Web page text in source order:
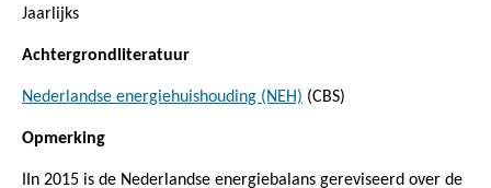
Jaarlijks
Achtergrondliteratuur
Nederlandse energiehuishouding (NEH) (CBS)
Opmerking
IIn 2015 is de Nederlandse energiebalans gereviseerd over de